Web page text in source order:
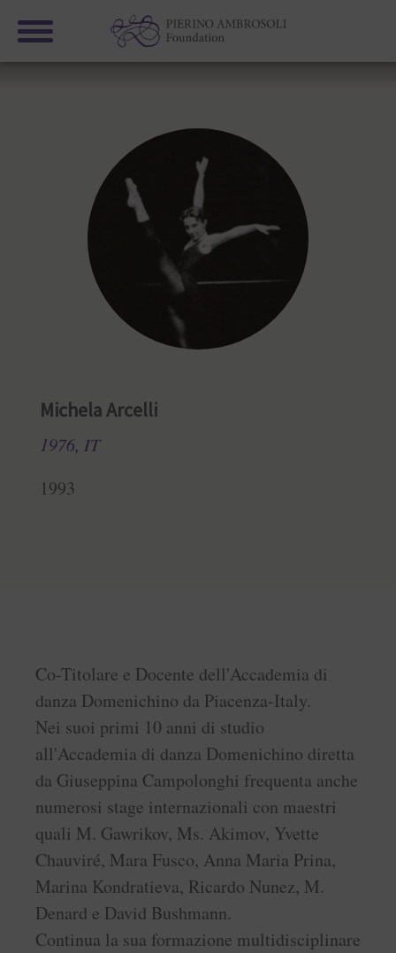
Michela Arcelli
1976, IT
1993
Co-Titolare e Docente dell'Accademia di
danza Domenichino da Piacenza-Italy.
Nei suoi primi 10 anni di studio
all'Accademia di danza Domenichino diretta
da Giuseppina Campolonghi frequenta anche
numerosi stage internazionali con maestri
quali M. Gawrikov, Ms. Akimov, Yvette
Chauviré, Mara Fusco, Anna Maria Prina,
Marina Kondratieva, Ricardo Nunez, M.
Denard e David Bushmann.
Continua la sua formazione multidisciplinare